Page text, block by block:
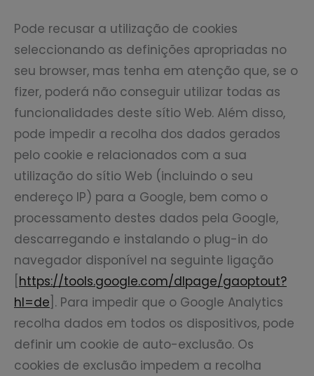
Pode recusar a utilização de cookies
seleccionando as definições apropriadas no
seu browser, mas tenha em atenção que, se o
fizer, poderá não conseguir utilizar todas as
funcionalidades deste sítio Web. Além disso,
pode impedir a recolha dos dados gerados
pelo cookie e relacionados com a sua
utilização do sítio Web (incluindo o seu
endereço IP) para a Google, bem como o
processamento destes dados pela Google,
descarregando e instalando o plug-in do
navegador disponível na seguinte ligação
https://tools.google.com/dlpage/gaoptout?
hl=de ]. Para impedir que o Google Analytics
recolha dados em todos os dispositivos, pode
definir um cookie de auto-exclusão. Os
cookies de exclusão impedem a recolha